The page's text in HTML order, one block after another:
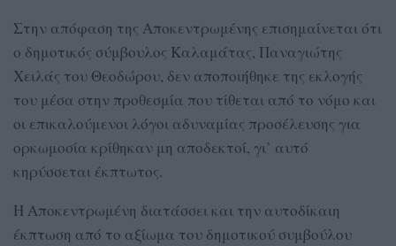
Στην απόφαση της Αποκεντρωμένης επισημαίνεται ότι
ο δημοτικός σύμβουλος Καλαμάτας, Παναγιώτης
Χειλάς του Θεοδώρου, δεν αποποιήθηκε της εκλογής
του μέσα στην προθεσμία που τίθεται από το νόμο και
οι επικαλούμενοι λόγοι αδυναμίας προσέλευσης για
ορκωμοσία κρίθηκαν μη αποδεκτοί, γι’ αυτό
κηρύσσεται έκπτωτος.
Η Αποκεντρωμένη διατάσσει και την αυτοδίκαιη
έκπτωση από το αξίωμα του δημοτικού συμβούλου